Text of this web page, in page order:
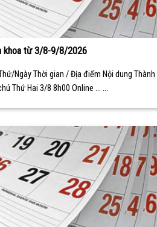
khoa từ 3/8-9/8/2026
Ngày Thời gian / Địa điểm Nội dung Thành
Thứ Hai 3/8 8h00 Online ... ...